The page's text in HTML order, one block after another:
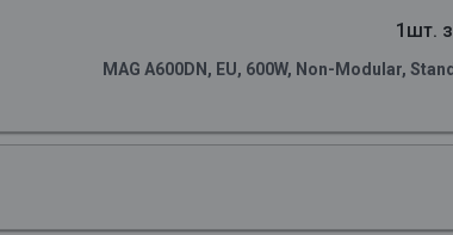
1шт.
MAG A600DN, EU, 600W, Non-Modular,